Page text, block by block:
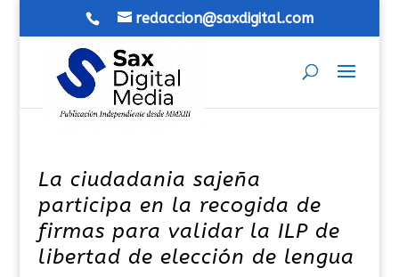
redaccion@saxdigital.com
La ciudadania sajeña
participa en la recogida de
firmas para validar la ILP de
libertad de elección de lengua